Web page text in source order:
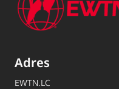
Adres
EWTN.LC